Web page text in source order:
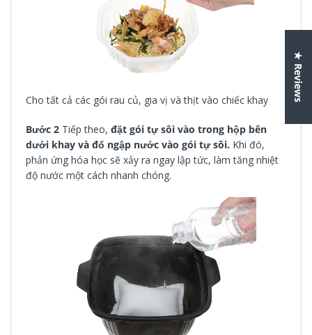
Cho tất cả các gói rau củ, gia vị và thịt vào chiếc khay
Bước 2Tiếp theo, đặt gói tự sôi vào trong hộp bên
dưới khay và đổ ngập nước vào gói tự sôi. Khi đó,
phản ứng hóa học sẽ xảy ra ngay lập tức, làm tăng nhiệt
độ nước một cách nhanh chóng.
★ Reviews